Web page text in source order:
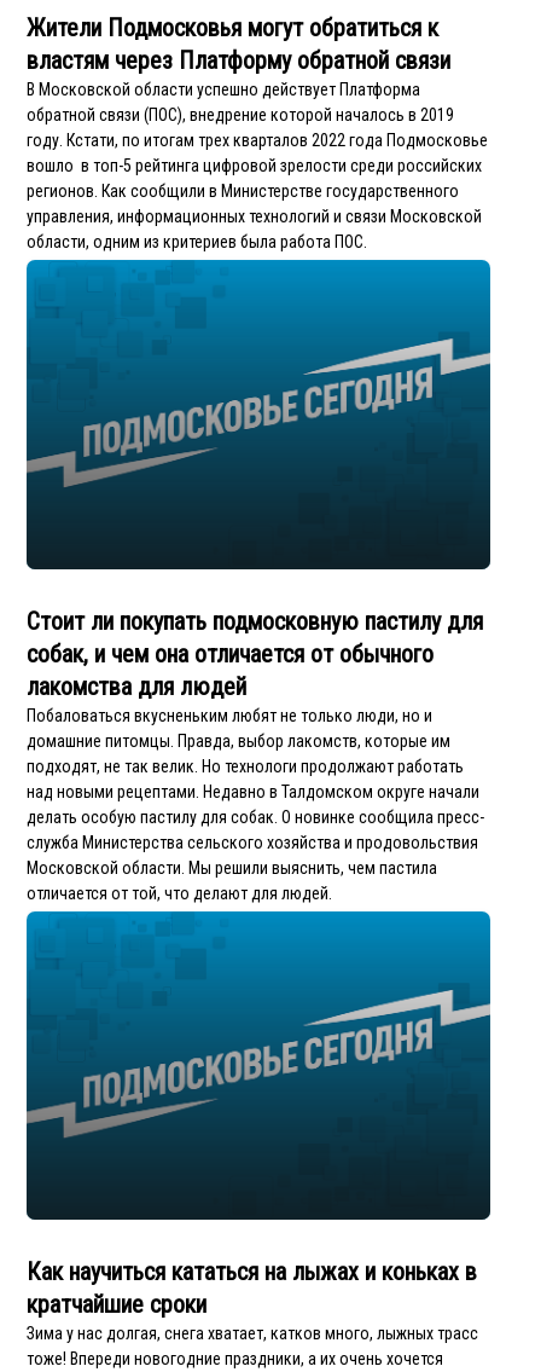
Жители Подмосковья могут обратиться к
властям через Платформу обратной связи
В Московской области успешно действует Платформа
обратной связи (ПОС), внедрение которой началось в 2019
году. Кстати, по итогам трех кварталов 2022 года Подмосковье
вошло в топ-5 рейтинга цифровой зрелости среди российских
регионов. Как сообщили в Министерстве государственного
управления, информационных технологий и связи Московской
области, одним из критериев была работа ПОС.
Стоит ли покупать подмосковную пастилу для
собак, и чем она отличается от обычного
лакомства для людей
Побаловаться вкусненьким любят не только люди, но и
домашние питомцы. Правда, выбор лакомств, которые им
подходят, не так велик. Но технологи продолжают работать
над новыми рецептами. Недавно в Талдомском округе начали
делать особую пастилу для собак. О новинке сообщила пресс-
служба Министерства сельского хозяйства и продовольствия
Московской области. Мы решили выяснить, чем пастила
отличается от той, что делают для людей.
Как научиться кататься на лыжах и коньках в
кратчайшие сроки
Зима у нас долгая, снега хватает, катков много, лыжных трасс
тоже! Впереди новогодние праздники, а их очень хочется